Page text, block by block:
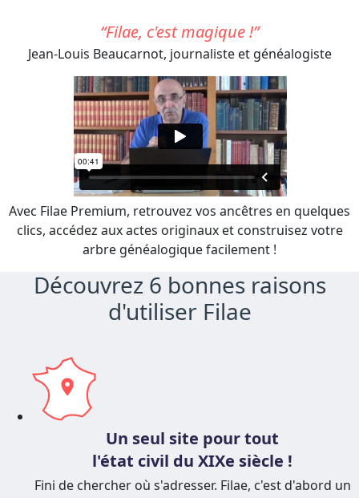
Filae, c'est magique !
Jean-Louis Beaucarnot, journaliste et généalogiste
Avec Filae Premium, retrouvez vos ancêtres en quelques
clics, accédez aux actes originaux et construisez votre
arbre généalogique facilement !
Découvrez 6 bonnes raisons
d'utiliser Filae
Un seul site pour tout
l'état civil du XIXe siècle !
Fini de chercher où s'adresser. Filae, c'est d'abord un